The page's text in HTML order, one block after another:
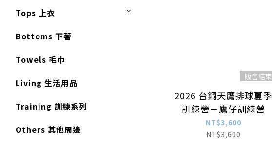
Tops 上衣
Bottoms 下著
Towels 毛巾
Living 生活用品
Training 訓練系列
Others 其他周邊
販售結束
2026 台鋼天鷹排球夏季
訓練營－鷹仔訓練營
NT$3,600
NT$3,600